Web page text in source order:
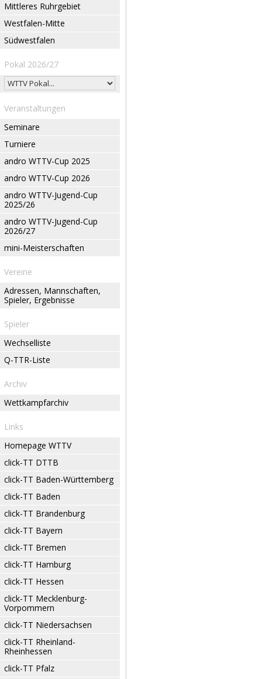
Mittleres Ruhrgebiet
Westfalen-Mitte
Südwestfalen
Pokal 2026/27
Veranstaltungen
Seminare
Turniere
andro WTTV-Cup 2025
andro WTTV-Cup 2026
andro WTTV-Jugend-Cup
2025/26
andro WTTV-Jugend-Cup
2026/27
mini-Meisterschaften
Vereine
Adressen, Mannschaften,
Spieler, Ergebnisse
Spieler
Wechselliste
Q-TTR-Liste
Archiv
Wettkampfarchiv
Links
Homepage WTTV
click-TT DTTB
click-TT Baden-Württemberg
click-TT Baden
click-TT Brandenburg
click-TT Bayern
click-TT Bremen
click-TT Hamburg
click-TT Hessen
click-TT Mecklenburg-
Vorpommern
click-TT Niedersachsen
click-TT Rheinland-
Rheinhessen
click-TT Pfalz